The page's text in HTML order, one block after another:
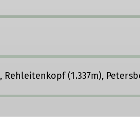
Rehleitenkopf (1.337m),